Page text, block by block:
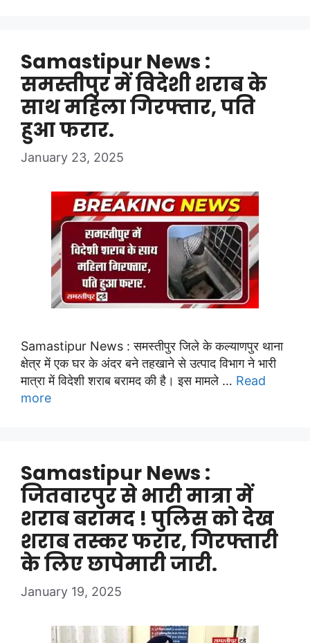
Samastipur News :
समस्तीपुर में विदेशी शराब के
साथ महिला गिरफ्तार, पति
हुआ फरार.
January 23, 2025
Samastipur News : समस्तीपुर जिले के कल्याणपुर थाना
क्षेत्र में एक घर के अंदर बने तहखाने से उत्पाद विभाग ने भारी
मात्रा में विदेशी शराब बरामद की है। इस मामले … Read
more
Samastipur News :
जितवारपुर से भारी मात्रा में
शराब बरामद ! पुलिस को देख
शराब तस्कर फरार, गिरफ्तारी
के लिए छापेमारी जारी.
January 19, 2025